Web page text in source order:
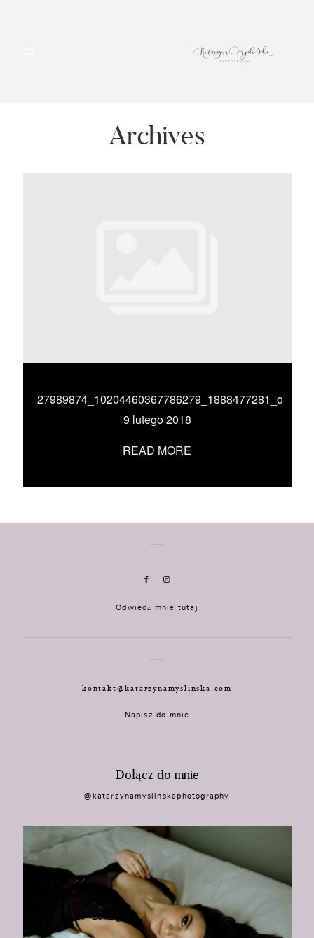
Archives
27989874_10204460367786279_1888477281_o
9 lutego 2018
READ MORE
PORTFOLIO
UMÓW SIĘ ZE MNĄ →
Odwiedź mnie tutaj
kontakt@katarzynamyslinska.com
Napisz do mnie
Dołącz do mnie
@katarzynamyslinskaphotography